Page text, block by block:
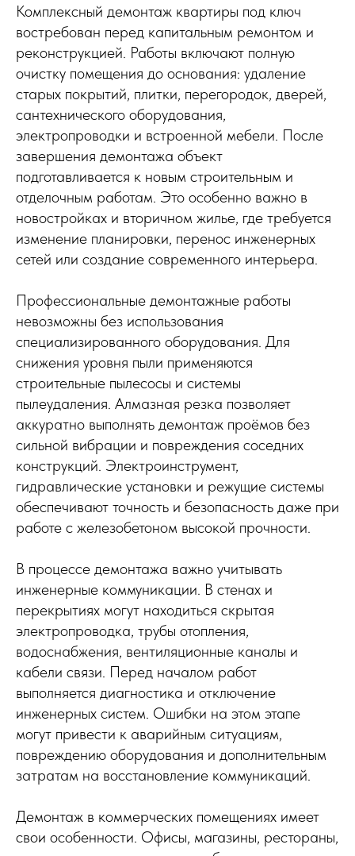
Комплексный демонтаж квартиры под ключ
востребован перед капитальным ремонтом и
реконструкцией. Работы включают полную
очистку помещения до основания: удаление
старых покрытий, плитки, перегородок, дверей,
сантехнического оборудования,
электропроводки и встроенной мебели. После
завершения демонтажа объект
подготавливается к новым строительным и
отделочным работам. Это особенно важно в
новостройках и вторичном жилье, где требуется
изменение планировки, перенос инженерных
сетей или создание современного интерьера.
Профессиональные демонтажные работы
невозможны без использования
специализированного оборудования. Для
снижения уровня пыли применяются
строительные пылесосы и системы
пылеудаления. Алмазная резка позволяет
аккуратно выполнять демонтаж проёмов без
сильной вибрации и повреждения соседних
конструкций. Электроинструмент,
гидравлические установки и режущие системы
обеспечивают точность и безопасность даже при
работе с железобетоном высокой прочности.
В процессе демонтажа важно учитывать
инженерные коммуникации. В стенах и
перекрытиях могут находиться скрытая
электропроводка, трубы отопления,
водоснабжения, вентиляционные каналы и
кабели связи. Перед началом работ
выполняется диагностика и отключение
инженерных систем. Ошибки на этом этапе
могут привести к аварийным ситуациям,
повреждению оборудования и дополнительным
затратам на восстановление коммуникаций.
Демонтаж в коммерческих помещениях имеет
свои особенности. Офисы, магазины, рестораны,